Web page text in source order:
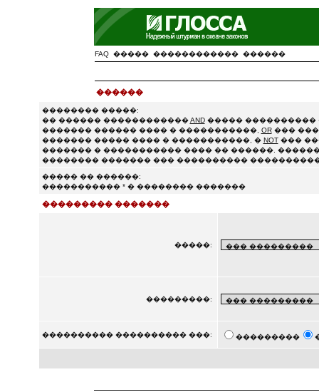
FAQ ����� ������������ ������
������
�������� �����:
�� ������ ������������AND����� ����������
������� ������ ���� � �����������, OR���
������� ����� ���� � �����������, � NOT���
������� � ����������� ���� �� ������.
�������� ������� ��� ����������
����� �� ������:
����������� * � �������� �������
��������� �������
�����:
���������:
���������� ���������� ���: ���������